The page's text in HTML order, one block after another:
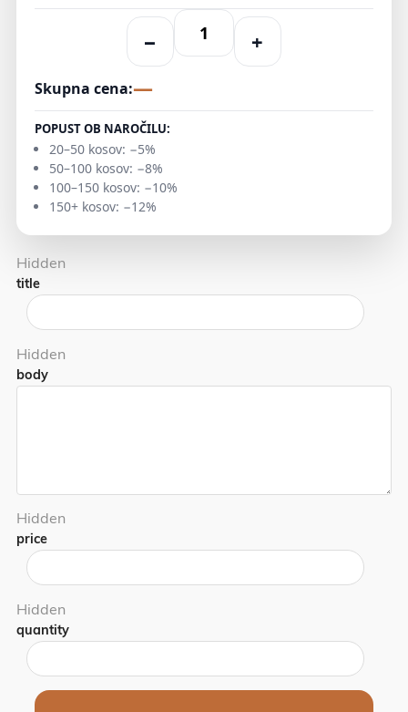
− +
Skupna cena:—
POPUST OB NAROČILU:
20–50 kosov: −5%
50–100 kosov: −8%
100–150 kosov: −10%
150+ kosov: −12%
Hidden
title
Hidden
body
Hidden
price
Hidden
quantity